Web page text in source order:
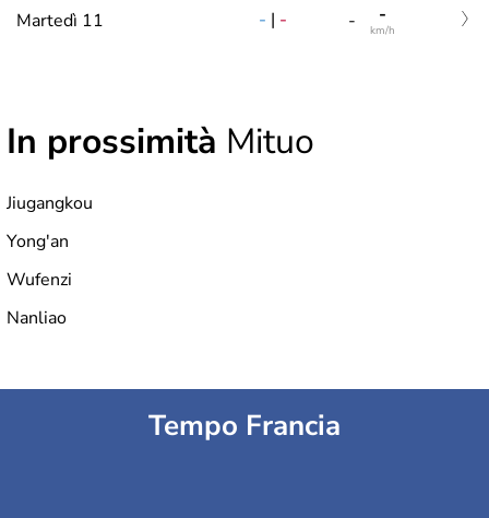
Martedì 11 - | - - -
km/h
In prossimità Mituo
Jiugangkou
Yong'an
Wufenzi
Nanliao
Tempo Francia